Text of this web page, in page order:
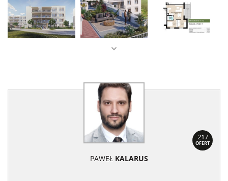
217
OFERT
PAWEŁ KALARUS